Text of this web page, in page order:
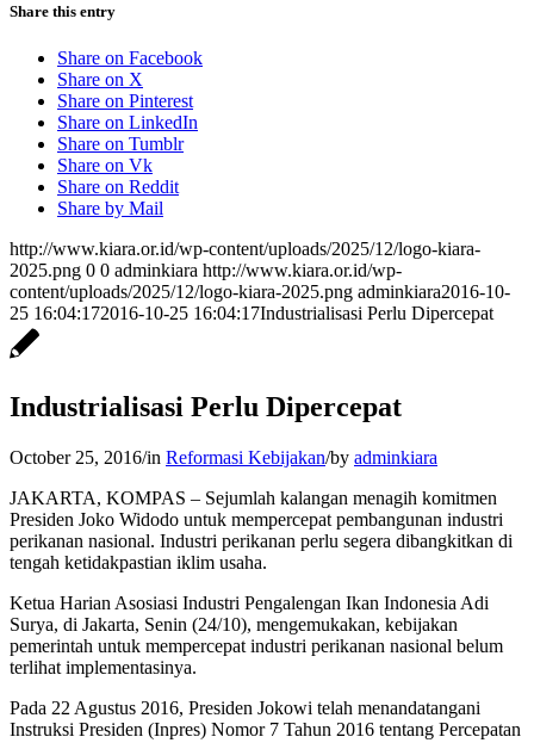
Share this entry
Share on Facebook
Share on X
Share on Pinterest
Share on LinkedIn
Share on Tumblr
Share on Vk
Share on Reddit
Share by Mail
http://www.kiara.or.id/wp-content/uploads/2025/12/logo-kiara-
2025.png 0 0 adminkiara http://www.kiara.or.id/wp-
content/uploads/2025/12/logo-kiara-2025.png adminkiara2016-10-
25 16:04:172016-10-25 16:04:17Industrialisasi Perlu Dipercepat
Industrialisasi Perlu Dipercepat
October 25, 2016/in Reformasi Kebijakan/by adminkiara
JAKARTA, KOMPAS – Sejumlah kalangan menagih komitmen
Presiden Joko Widodo untuk mempercepat pembangunan industri
perikanan nasional. Industri perikanan perlu segera dibangkitkan di
tengah ketidakpastian iklim usaha.
Ketua Harian Asosiasi Industri Pengalengan Ikan Indonesia Adi
Surya, di Jakarta, Senin (24/10), mengemukakan, kebijakan
pemerintah untuk mempercepat industri perikanan nasional belum
terlihat implementasinya.
Pada 22 Agustus 2016, Presiden Jokowi telah menandatangani
Instruksi Presiden (Inpres) Nomor 7 Tahun 2016 tentang Percepatan